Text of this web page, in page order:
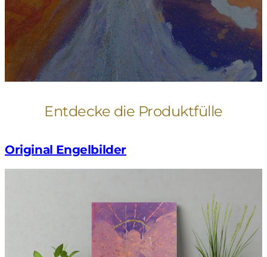
Entdecke die Produktfülle
Original Engelbilder